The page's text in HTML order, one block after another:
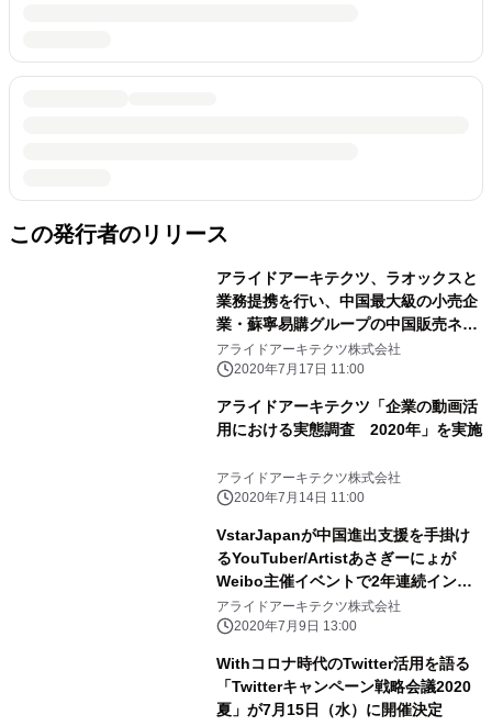
この発行者のリリース
アライドアーキテクツ、ラオックスと
業務提携を行い、中国最大級の小売企
業・蘇寧易購グループの中国販売ネッ
トワークを活用した中国向け販売パッ
ケージを提供開始
アライドアーキテクツ株式会社
2020年7月17日 11:00
アライドアーキテクツ「企業の動画活
用における実態調査 2020年」を実施
アライドアーキテクツ株式会社
2020年7月14日 11:00
VstarJapanが中国進出支援を手掛け
るYouTuber/Artistあさぎーにょが
Weibo主催イベントで2年連続インフ
ルエンサー部門賞を受賞！
アライドアーキテクツ株式会社
2020年7月9日 13:00
Withコロナ時代のTwitter活用を語る
「Twitterキャンペーン戦略会議2020
夏」が7月15日（水）に開催決定